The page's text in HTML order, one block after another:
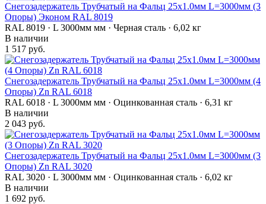
Снегозадержатель Трубчатый на Фальц 25х1.0мм L=3000мм (3
Опоры) Эконом RAL 8019
RAL 8019 · L 3000мм мм · Черная сталь · 6,02 кг
В наличии
1 517 руб.
Снегозадержатель Трубчатый на Фальц 25х1.0мм L=3000мм (4
Опоры) Zn RAL 6018
RAL 6018 · L 3000мм мм · Оцинкованная сталь · 6,31 кг
В наличии
2 043 руб.
Снегозадержатель Трубчатый на Фальц 25х1.0мм L=3000мм (3
Опоры) Zn RAL 3020
RAL 3020 · L 3000мм мм · Оцинкованная сталь · 6,02 кг
В наличии
1 692 руб.